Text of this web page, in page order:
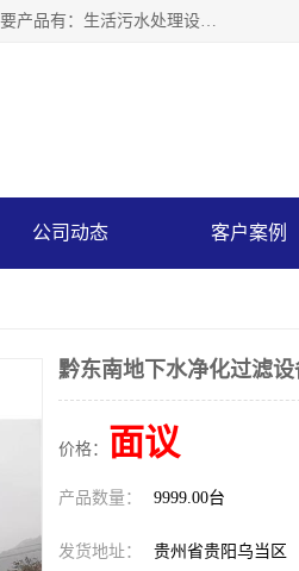
贵州鑫沣源环境科技公司主营一体化污水处理设备、医院污水处理设备、地埋式一体化污水设备；主要产品有：生活污水处理设备，养殖场废水处理设备，屠宰废水处理设备，洗涤废水处理设备，MBR膜生物处理设备，反渗透纯水设备，二次供水水箱清洗消毒，净水过滤设备，软水设备等。欢迎新老顾客来电咨询！
公司动态 客户案例
黔东南地下水净化过滤
价格： 面议
产品数量： 9999.00台
发货地址： 贵州省贵阳乌当区